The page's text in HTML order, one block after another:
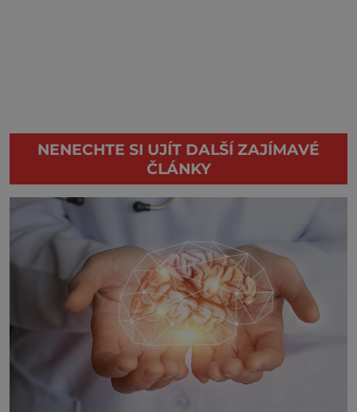
NENECHTE SI UJÍT DALŠÍ ZAJÍMAVÉ
ČLÁNKY